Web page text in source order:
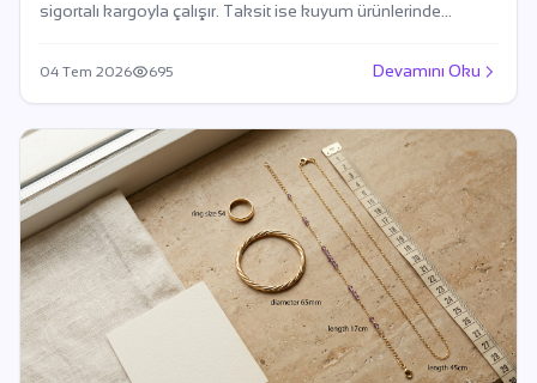
sigortalı kargoyla çalışır. Taksit ise kuyum ürünlerinde
04 Tem 2026 695 Devamını Oku